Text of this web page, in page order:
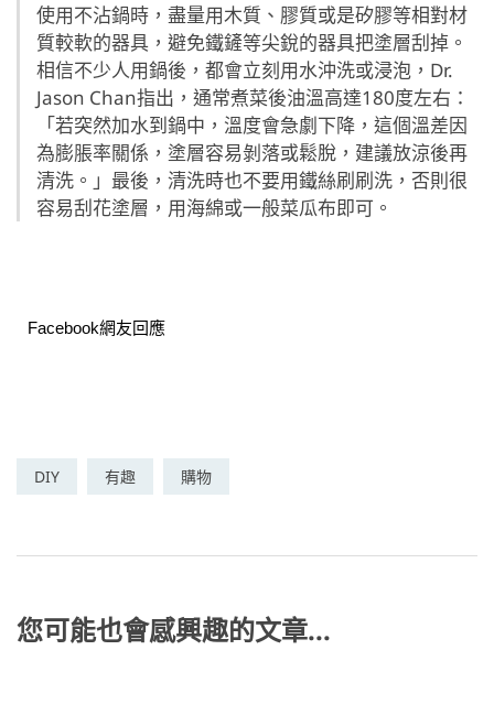
使用不沾鍋時，盡量用木質、膠質或是矽膠等相對材
質較軟的器具，避免鐵鏟等尖銳的器具把塗層刮掉。
相信不少人用鍋後，都會立刻用水沖洗或浸泡，Dr.
Jason Chan指出，通常煮菜後油溫高達180度左右：
「若突然加水到鍋中，溫度會急劇下降，這個溫差因
為膨脹率關係，塗層容易剝落或鬆脫，建議放涼後再
清洗。」最後，清洗時也不要用鐵絲刷刷洗，否則很
容易刮花塗層，用海綿或一般菜瓜布即可。
Facebook網友回應
DIY 有趣 購物
您可能也會感興趣的文章...